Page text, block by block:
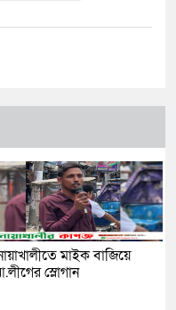
মাইক বাজিয়ে
স্লোগান